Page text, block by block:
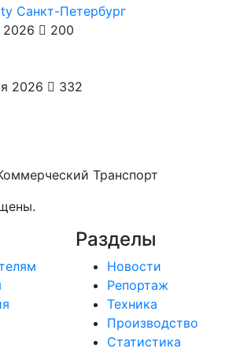
Санкт-Петербург
2026
200
2026
332
Транспорт
Разделы
Новости
Репортаж
Техника
Производство
Статистика